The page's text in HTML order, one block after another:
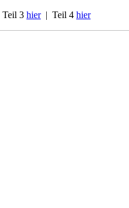
3 hier| Teil 4 hier